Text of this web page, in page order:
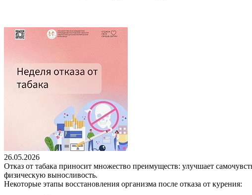
26.05.2026
Отказ от табака приносит множество преимуществ: улучшает
физическую выносливость.
Некоторые этапы восстановления организма после отказа от курения: